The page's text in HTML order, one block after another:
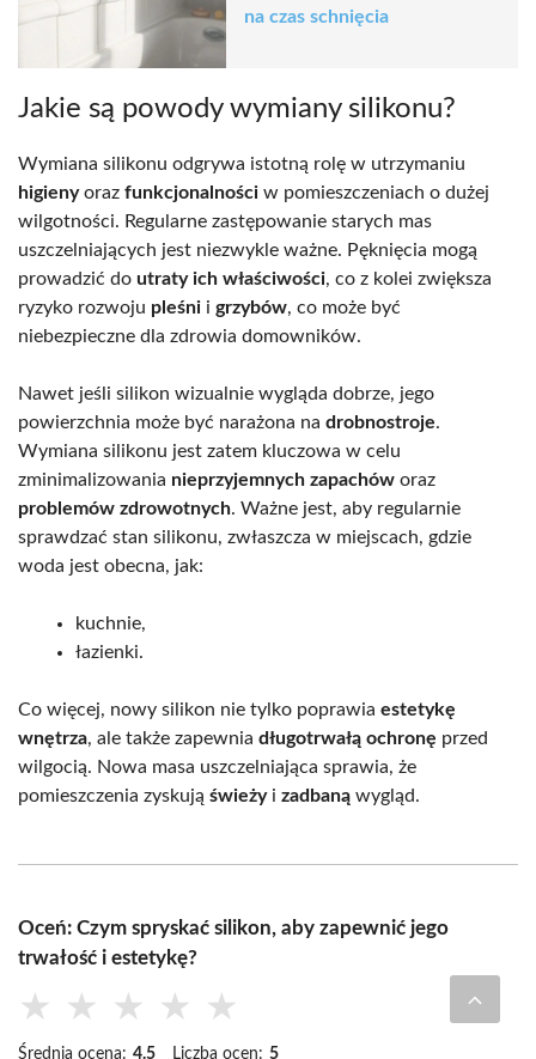
na czas schnięcia
Jakie są powody wymiany silikonu?
Wymiana silikonu odgrywa istotną rolę w utrzymaniu
higienyoraz funkcjonalności w pomieszczeniach o dużej
wilgotności. Regularne zastępowanie starych mas
uszczelniających jest niezwykle ważne. Pęknięcia mogą
prowadzić do utraty ich właściwości, co z kolei zwiększa
ryzyko rozwoju pleśni i grzybów, co może być
niebezpieczne dla zdrowia domowników.
Nawet jeśli silikon wizualnie wygląda dobrze, jego
powierzchnia może być narażona na drobnostroje.
Wymiana silikonu jest zatem kluczowa w celu
zminimalizowania nieprzyjemnych zapachów oraz
problemów zdrowotnych. Ważne jest, aby regularnie
sprawdzać stan silikonu, zwłaszcza w miejscach, gdzie
woda jest obecna, jak:
kuchnie,
łazienki.
Co więcej, nowy silikon nie tylko poprawia estetykę
wnętrza, ale także zapewnia długotrwałą ochronę przed
wilgocią. Nowa masa uszczelniająca sprawia, że
pomieszczenia zyskują świeżyi zadbaną wygląd.
Oceń: Czym spryskać silikon, aby zapewnić jego
trwałość i estetykę?
★ ★ ★ ★ ★
Średnia ocena: 4.5 Liczba ocen: 5